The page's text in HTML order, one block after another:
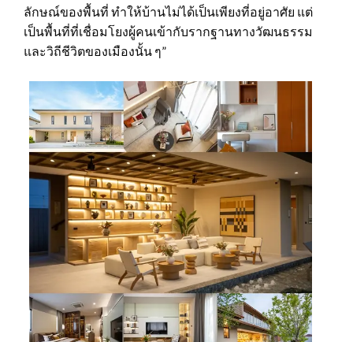
ลักษณ์ของพื้นที่ ทำให้บ้านไม่ได้เป็นเพียงที่อยู่อาศัย แต่
เป็นพื้นที่ที่เชื่อมโยงผู้คนเข้ากับรากฐานทางวัฒนธรรม
และวิถีชีวิตของเมืองนั้น ๆ”